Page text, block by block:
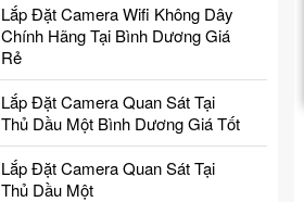
Lắp Đặt Camera Wifi Không Dây
Chính Hãng Tại Bình Dương Giá
Rẻ
Lắp Đặt Camera Quan Sát Tại
Thủ Dầu Một Bình Dương Giá Tốt
Lắp Đặt Camera Quan Sát Tại
Thủ Dầu Một